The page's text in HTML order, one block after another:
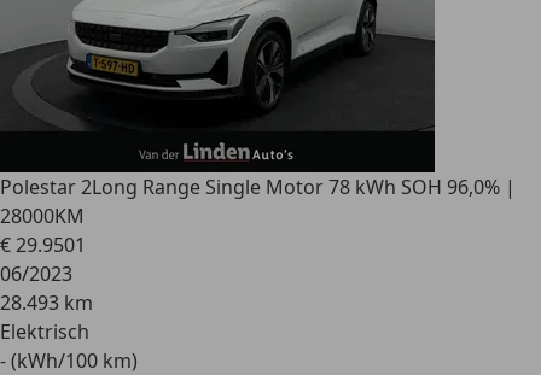
Polestar 2Long Range Single Motor 78 kWh SOH 96,0% |
28000KM
€ 29.9501
06/2023
28.493 km
Elektrisch
- (kWh/100 km)